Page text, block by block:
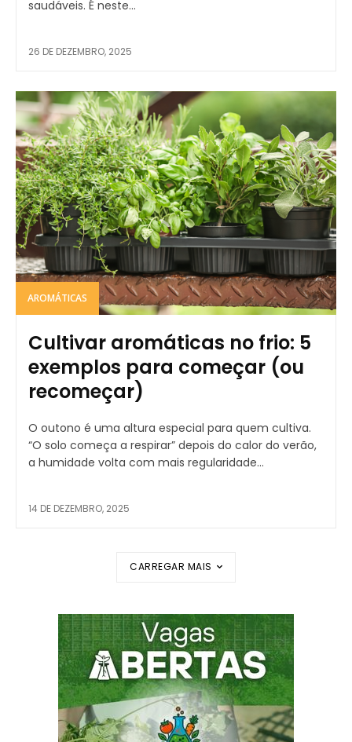
saudáveis. É neste...
26 DE DEZEMBRO, 2025
AROMÁTICAS
Cultivar aromáticas no frio: 5
exemplos para começar (ou
recomeçar)
O outono é uma altura especial para quem cultiva.
“O solo começa a respirar” depois do calor do verão,
a humidade volta com mais regularidade...
14 DE DEZEMBRO, 2025
CARREGAR MAIS